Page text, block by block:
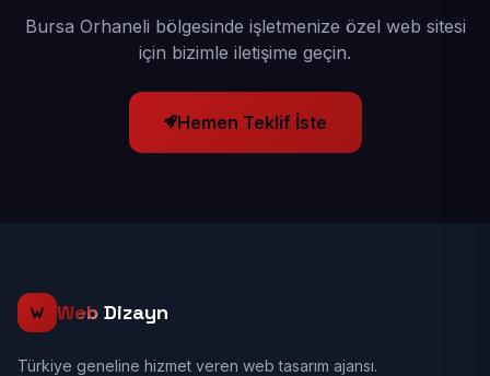
Bursa Orhaneli bölgesinde işletmenize özel web sitesi
için bizimle iletişime geçin.
Hemen Teklif İste
Web Dizayn
Türkiye geneline hizmet veren web tasarım ajansı.